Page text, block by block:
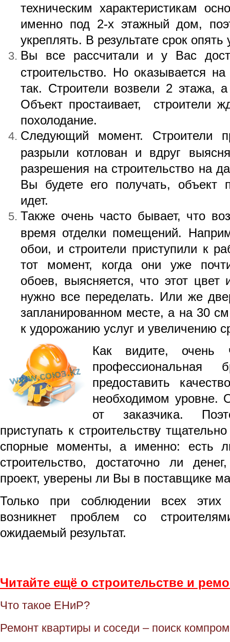
техническим характеристикам
именно под 2-х этажный дом,
укреплять. В результате срок опять
Вы все рассчитали и у Вас
строительство. Но оказывается
так. Строители возвели 2 этажа,
Объект простаивает, строители
похолодание.
Следующий момент. Строители
разрыли котлован и вдруг
разрешения на строительство на
Вы будете его получать, объект
идет.
Также очень часто бывает, что
время отделки помещений.
обои, и строители приступили к
тот момент, когда они уже
обоев, выясняется, что этот цвет
нужно все переделать. Или же
запланированном месте, а на 30
к удорожанию услуг и увеличению
Как видите, очень
предоставить
необходимом уровне.
от заказчика.
приступать к строительству
спорные моменты, а именно: есть
строительство, достаточно ли
проект, уверены ли Вы в поставщике
Только при соблюдении всех
возникнет проблем со
ожидаемый результат.
Читайте ещё о строительстве и
Что такое ЕНиР?
Ремонт квартиры и соседи – поиск